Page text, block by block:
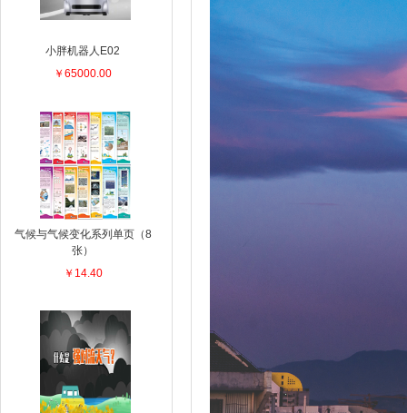
小胖机器人E02
￥65000.00
气候与气候变化系列单页（8
张）
￥14.40